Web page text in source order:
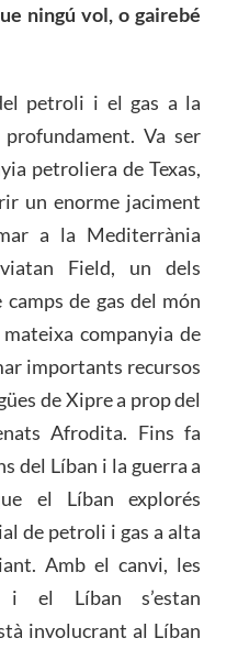
ningú vol, o gairebé
petroli i el gas a la
Va ser
petroliera de Texas,
un enorme jaciment
a la Mediterrània
Field, un dels
de gas del món
mateixa companyia de
importants recursos
de Xipre a prop del
Afrodita. Fins fa
del Líban i la guerra a
el Líban explorés
de petroli i gas a alta
Amb el canvi, les
i el Líban s’estan
involucrant al Líban